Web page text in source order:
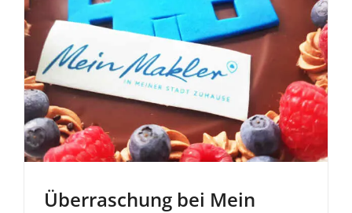
Überra­schung bei Mein